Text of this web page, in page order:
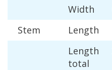
Width
Stem
Length
Length
total